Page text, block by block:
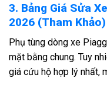
3. Bảng Giá Sửa
2026 (Tham Khảo)
Phụ tùng dòng xe
mặt bằng chung. Tuy
giá cứu hộ hợp lý nhất,